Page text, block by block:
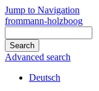
Jump to Navigation
frommann-holzboog
Advanced search
Deutsch